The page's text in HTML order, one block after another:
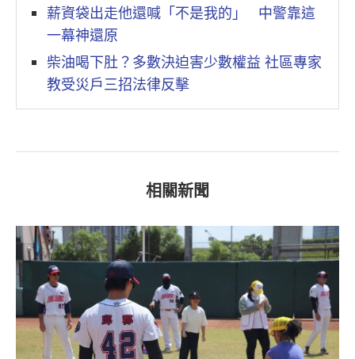
薪資袋出走他還喊「不是我的」 中警靠這
一幕神還原
柴油喝下肚？多數決迫害少數權益 社區專家
教受災戶三招法律反擊
相關新聞